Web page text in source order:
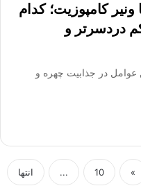
کامپوزیت؛ کدام
دردسرتر و
عوامل در جذابیت چهره و
»
10
... انتها